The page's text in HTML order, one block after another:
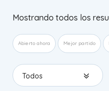
Mostrando todos los
Abierto ahora Mejor partido
Todos